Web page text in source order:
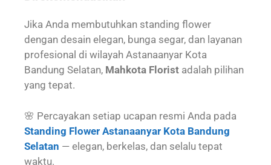
Jika Anda membutuhkan standing flower
dengan desain elegan, bunga segar, dan layanan
profesional di wilayah Astanaanyar Kota
Bandung Selatan, Mahkota Florist adalah pilihan
yang tepat.
🌸 Percayakan setiap ucapan resmi Anda pada
Standing Flower Astanaanyar Kota Bandung
Selatan — elegan, berkelas, dan selalu tepat
waktu.